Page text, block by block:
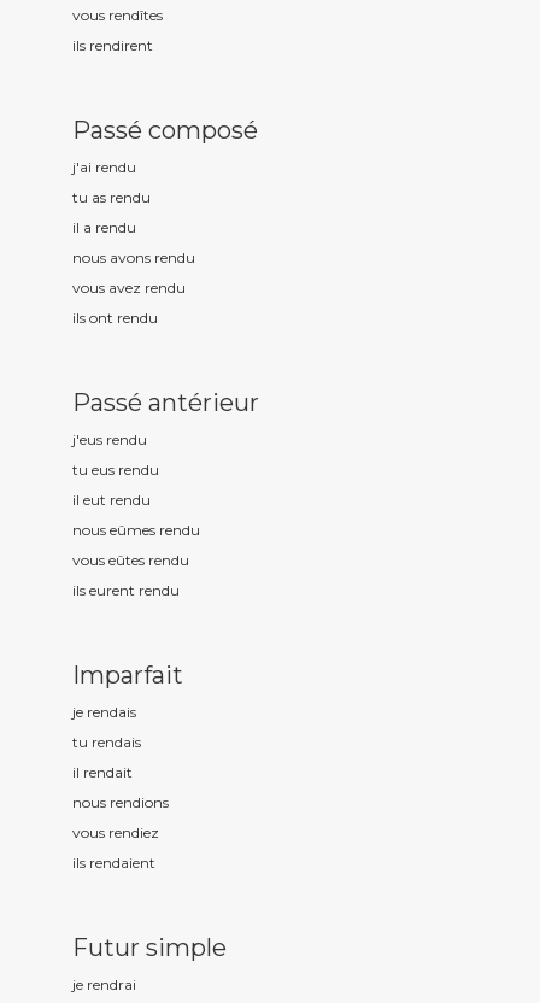
vous rendîtes
ils rendirent
Passé composé
j'ai rendu
tu as rendu
il a rendu
nous avons rendu
vous avez rendu
ils ont rendu
Passé antérieur
j'eus rendu
tu eus rendu
il eut rendu
nous eûmes rendu
vous eûtes rendu
ils eurent rendu
Imparfait
je rendais
tu rendais
il rendait
nous rendions
vous rendiez
ils rendaient
Futur simple
je rendrai